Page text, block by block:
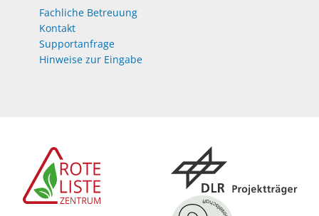
Fachliche Betreuung
Kontakt
Supportanfrage
Hinweise zur Eingabe